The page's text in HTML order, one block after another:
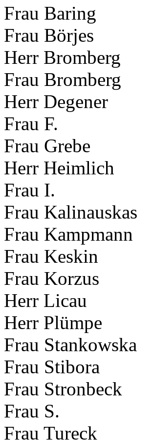
Frau Baring
Frau Börjes
Herr Bromberg
Frau Bromberg
Herr Degener
Frau F.
Frau Grebe
Herr Heimlich
Frau I.
Frau Kalinauskas
Frau Kampmann
Frau Keskin
Frau Korzus
Herr Licau
Herr Plümpe
Frau Stankowska
Frau Stibora
Frau Stronbeck
Frau S.
Frau Tureck